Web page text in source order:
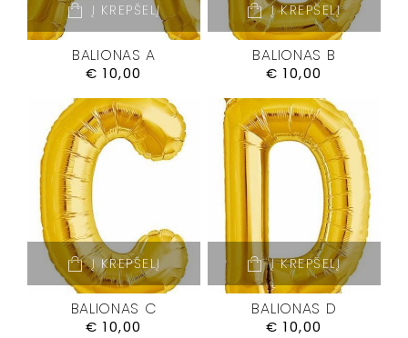
Į KREPŠELĮ
BALIONAS A
€ 10,00
Į KREPŠELĮ
BALIONAS B
€ 10,00
Į KREPŠELĮ
BALIONAS C
€ 10,00
Į KREPŠELĮ
BALIONAS D
€ 10,00